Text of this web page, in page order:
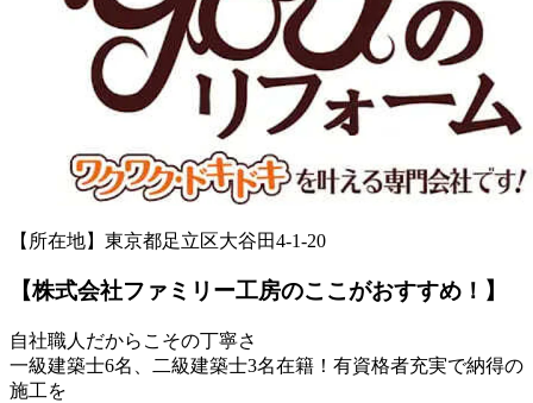
【所在地】東京都足立区大谷田4-1-20
【株式会社ファミリー工房のここがおすすめ！】
自社職人だからこその丁寧さ
一級建築士6名、二級建築士3名在籍！有資格者充実で納得の
施工を